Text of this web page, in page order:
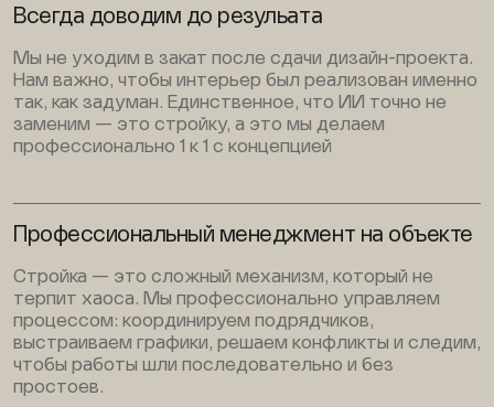
Всегда доводим до резульата
Мы не уходим в закат после сдачи дизайн-проекта.
Нам важно, чтобы интерьер был реализован именно
так, как задуман. Единственное, что ИИ точно не
заменим — это стройку, а это мы делаем
профессионально 1 к 1 с концепцией
Профессиональный менеджмент на объекте
Стройка — это сложный механизм, который не
терпит хаоса. Мы профессионально управляем
процессом: координируем подрядчиков,
выстраиваем графики, решаем конфликты и следим,
чтобы работы шли последовательно и без
простоев.